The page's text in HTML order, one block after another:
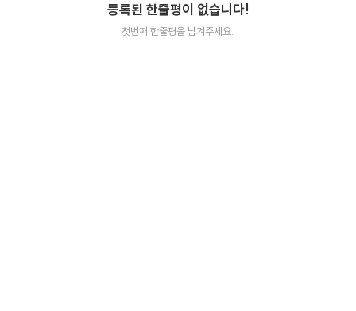
등록된 한줄평이 없습니다!
첫번째 한줄평을 남겨주세요.